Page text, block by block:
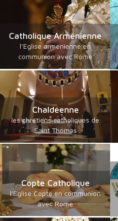
Catholique Arménienne
l’Eglise arménienne en
communion avec Rome
Chaldéenne
les chrétiens catholiques de
Saint Thomas
Copte Catholique
l’Eglise Copte en communion
avec Rome